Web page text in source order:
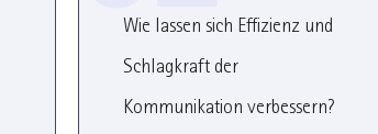
Wie lassen sich Effizienz und
Schlagkraft der
Kommunikation verbessern?